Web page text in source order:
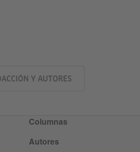
Y AUTORES
Columnas
Autores